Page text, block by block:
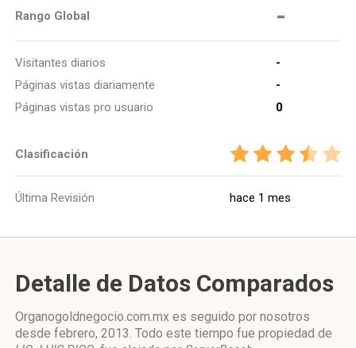
Rango Global -
Visitantes diarios
-
Páginas vistas diariamente
-
Páginas vistas pro usuario
0
Clasificación
Última Revisión hace 1 mes
Detalle de Datos Comparados
Organogoldnegocio.com.mx es seguido por nosotros
desde febrero, 2013. Todo este tiempo fue propiedad de